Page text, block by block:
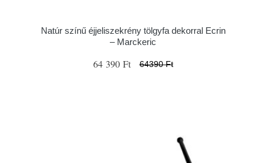
Natúr színű éjjeliszekrény tölgyfa dekorral Ecrin
– Marckeric
64 390 Ft 64390 Ft